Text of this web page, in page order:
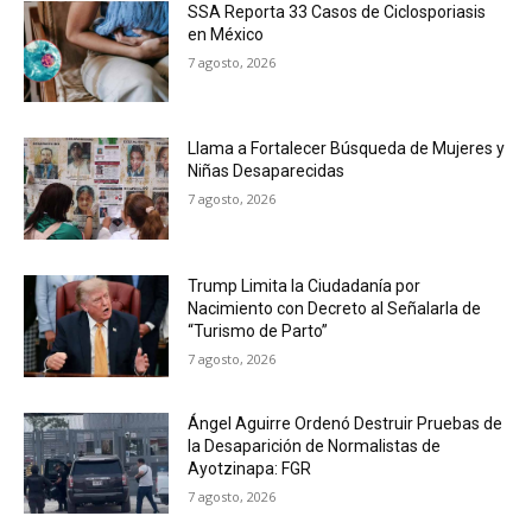
SSA Reporta 33 Casos de Ciclosporiasis
en México
7 agosto, 2026
Llama a Fortalecer Búsqueda de Mujeres y
Niñas Desaparecidas
7 agosto, 2026
Trump Limita la Ciudadanía por
Nacimiento con Decreto al Señalarla de
“Turismo de Parto”
7 agosto, 2026
Ángel Aguirre Ordenó Destruir Pruebas de
la Desaparición de Normalistas de
Ayotzinapa: FGR
7 agosto, 2026